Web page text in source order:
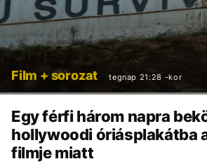
Film + sorozat tegnap 21:28 -kor
Egy férfi három napra
hollywoodi óriásplakátba
filmje miatt